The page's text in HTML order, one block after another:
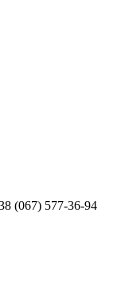
(067) 577-36-94